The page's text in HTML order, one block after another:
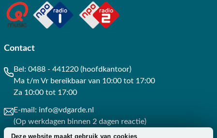
Deze website maakt gebruik van cookies
Contact
Bel: 0488 - 441220 (hoofdkantoor)
Ma t/m Vr bereikbaar van 10:00 tot 17:00
Za 10:00 tot 17:00
E-mail: info@vdgarde.nl
(Op werkdagen binnen 2 dagen reactie)